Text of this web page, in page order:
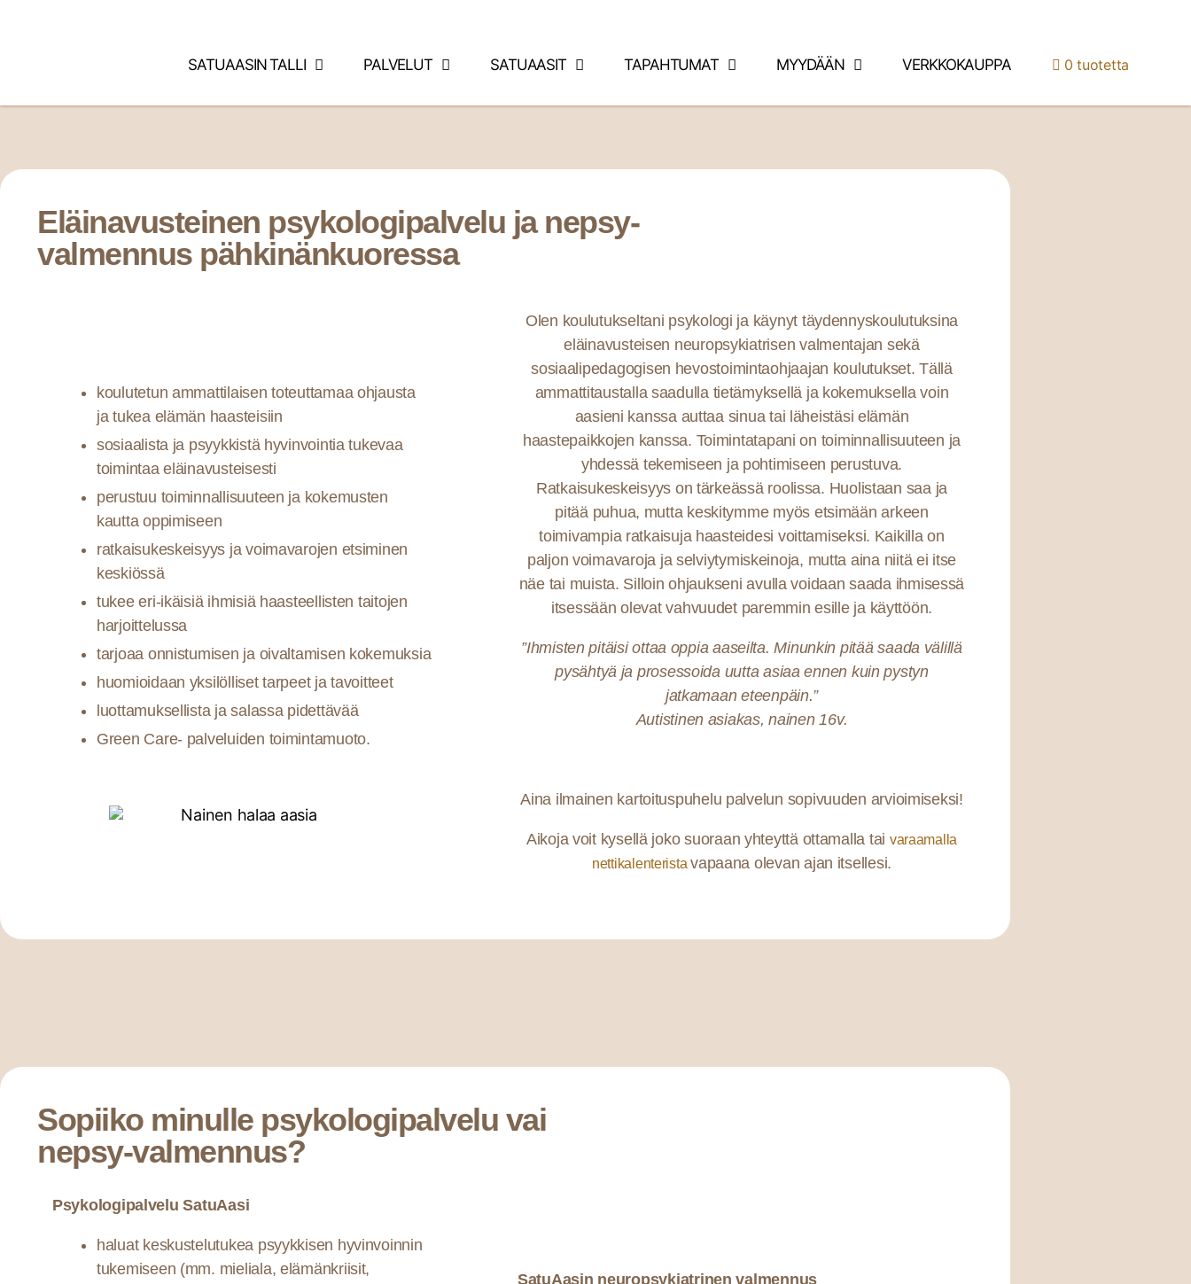
SATUAASIN TALLI PALVELUT SATUAASIT TAPAHTUMAT MYYDÄÄN VERKKOKAUPPA 0 tuotetta
Eläinavusteinen psykologipalvelu ja nepsy-
valmennus pähkinänkuoressa
koulutetun ammattilaisen toteuttamaa ohjausta
ja tukea elämän haasteisiin
sosiaalista ja psyykkistä hyvinvointia tukevaa
toimintaa eläinavusteisesti
perustuu toiminnallisuuteen ja kokemusten
kautta oppimiseen
ratkaisukeskeisyys ja voimavarojen etsiminen
keskiössä
tukee eri-ikäisiä ihmisiä haasteellisten taitojen
harjoittelussa
tarjoaa onnistumisen ja oivaltamisen kokemuksia
huomioidaan yksilölliset tarpeet ja tavoitteet
luottamuksellista ja salassa pidettävää
Green Care- palveluiden toimintamuoto.
Olen koulutukseltani psykologi ja käynyt täydennyskoulutuksina
eläinavusteisen neuropsykiatrisen valmentajan sekä
sosiaalipedagogisen hevostoimintaohjaajan koulutukset. Tällä
ammattitaustalla saadulla tietämyksellä ja kokemuksella voin
aasieni kanssa auttaa sinua tai läheistäsi elämän
haastepaikkojen kanssa. Toimintatapani on toiminnallisuuteen ja
yhdessä tekemiseen ja pohtimiseen perustuva.
Ratkaisukeskeisyys on tärkeässä roolissa. Huolistaan saa ja
pitää puhua, mutta keskitymme myös etsimään arkeen
toimivampia ratkaisuja haasteidesi voittamiseksi. Kaikilla on
paljon voimavaroja ja selviytymiskeinoja, mutta aina niitä ei itse
näe tai muista. Silloin ohjaukseni avulla voidaan saada ihmisessä
itsessään olevat vahvuudet paremmin esille ja käyttöön.
”Ihmisten pitäisi ottaa oppia aaseilta. Minunkin pitää saada välillä
pysähtyä ja prosessoida uutta asiaa ennen kuin pystyn
jatkamaan eteenpäin.”
Autistinen asiakas, nainen 16v.
Aina ilmainen kartoituspuhelu palvelun sopivuuden arvioimiseksi!
Aikoja voit kysellä joko suoraan yhteyttä ottamalla tai varaamalla
nettikalenteristavapaana olevan ajan itsellesi.
Sopiiko minulle psykologipalvelu vai
nepsy-valmennus?
Psykologipalvelu SatuAasi
haluat keskustelutukea psyykkisen hyvinvoinnin
tukemiseen (mm. mieliala, elämänkriisit,
SatuAasin neuropsykiatrinen valmennus